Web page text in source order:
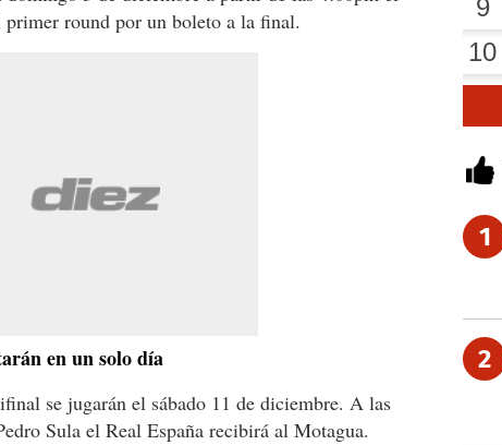
primer round por un boleto a la final.
en un solo día
se jugarán el sábado 11 de diciembre. A las
Sula el Real España recibirá al Motagua.
1
2